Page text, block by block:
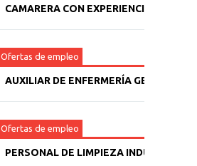
CAMARERA CON EXPERIENCIA
Ofertas de empleo
AUXILIAR DE ENFERMERÍA GERIÁTRICA
Ofertas de empleo
PERSONAL DE LIMPIEZA INDUSTRIAL